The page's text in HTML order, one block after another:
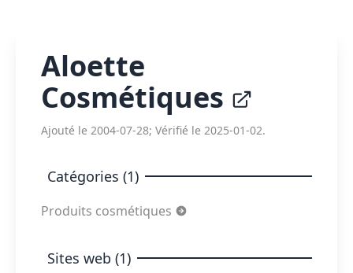
Aloette
Cosmétiques
Ajouté le 2004-07-28; Vérifié le 2025-01-02.
Catégories (1)
Produits cosmétiques
Sites web (1)